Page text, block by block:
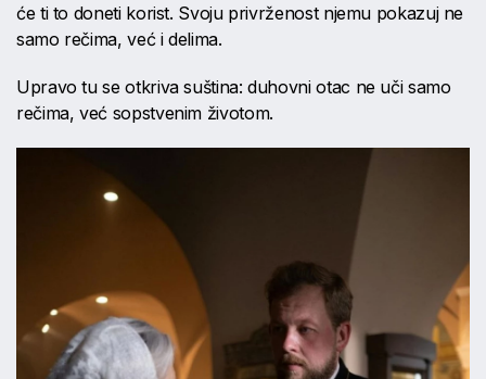
će ti to doneti korist. Svoju privrženost njemu pokazuj ne
samo rečima, već i delima.
Upravo tu se otkriva suština: duhovni otac ne uči samo
rečima, već sopstvenim životom.